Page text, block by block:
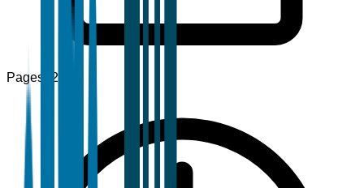
Pages 120+